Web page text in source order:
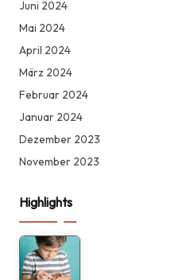
Juni 2024
Mai 2024
April 2024
März 2024
Februar 2024
Januar 2024
Dezember 2023
November 2023
Highlights